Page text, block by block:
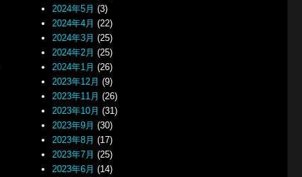
2024年5月 (3)
2024年4月 (22)
2024年3月 (25)
2024年2月 (25)
2024年1月 (26)
2023年12月 (9)
2023年11月 (26)
2023年10月 (31)
2023年9月 (30)
2023年8月 (17)
2023年7月 (25)
2023年6月 (14)